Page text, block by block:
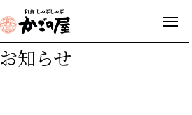
お知らせ